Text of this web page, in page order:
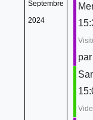
Septembre
2024
par